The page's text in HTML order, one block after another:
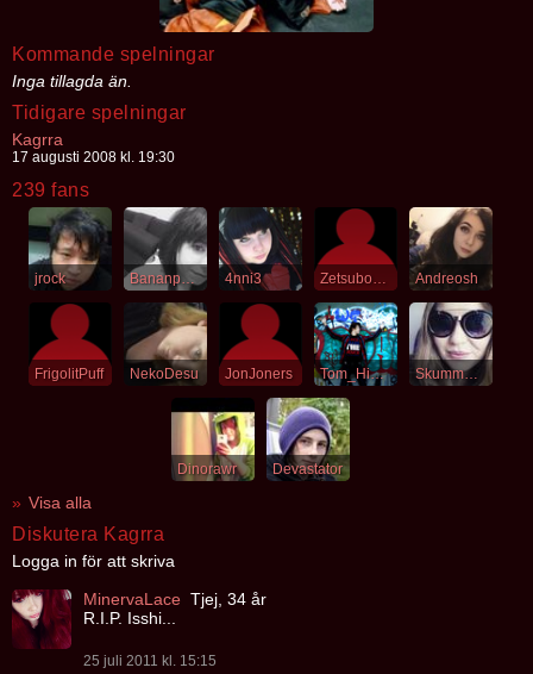
Kommande spelningar
Inga tillagda än.
Tidigare spelningar
Kagrra
17 augusti 2008 kl. 19:30
239 fans
jrock Bananpandan 4nni3 Andreosh
FrigolitPuff NekoDesu JonJoners Tom_Himself SkummBanan
Dinorawr Devastator
Visa alla
Diskutera Kagrra
Logga in för att skriva
MinervaLace Tjej, 34 år
R.I.P. Isshi...
25 juli 2011 kl. 15:15